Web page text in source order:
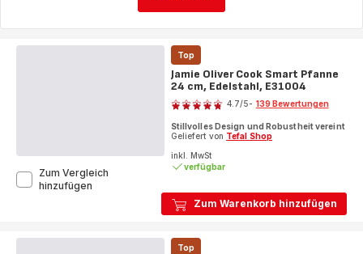
Zum Warenkorb hinzufügen
Top
Jamie Oliver Cook Smart Pfanne
24 cm, Edelstahl, E31004
Bewertung
4.7/5- 139 Bewertungen
Stillvolles Design und Robustheit vereint
Geliefert von Tefal Shop
inkl. MwSt
verfügbar
Zum Vergleich
hinzufügen
Pfanne
Top